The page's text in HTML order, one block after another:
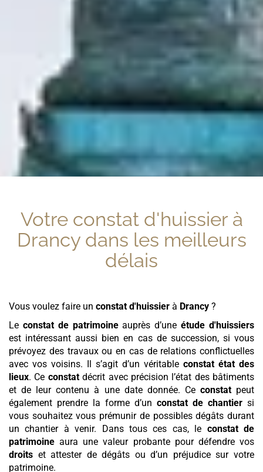
Votre constat d'huissier à
Drancydans les meilleurs
délais
Vous voulez faire un constat d'huissier à Drancy ?
Le constat de patrimoineauprès d’uneétude d'huissiers
est intéressant aussi bien en cas de succession, si vous
prévoyez des travaux ou en cas de relations conflictuelles
avec vos voisins. Il s’agit d’un véritable constat état des
lieux. Ce constatdécrit avec précision l’état des bâtiments
et de leur contenu à une date donnée. Ce constatpeut
également prendre la forme d’un constat de chantier si
vous souhaitez vous prémunir de possibles dégâts durant
un chantier à venir. Dans tous ces cas, le constat de
patrimoine aura une valeur probante pour défendre vos
droits et attester de dégâts ou d’un préjudice sur votre
patrimoine.